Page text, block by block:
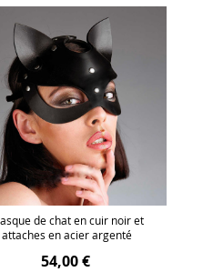
de chat en cuir noir et
attaches en acier argenté
54,00 €